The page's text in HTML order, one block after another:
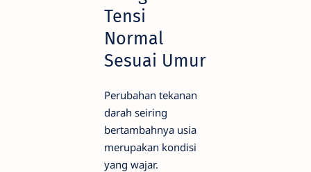
Tensi
Normal
Sesuai Umur
Perubahan tekanan
darah seiring
bertambahnya usia
merupakan kondisi
yang wajar.